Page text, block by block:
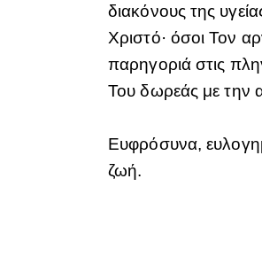
διακόνους της
Χριστό· όσοι Τον
παρηγοριά στις
Του δωρεάς με την
Ευφρόσυνα,
ζωή.